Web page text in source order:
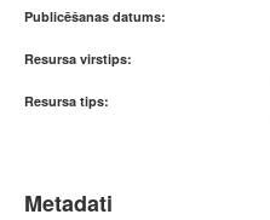
Publicēšanas datums:
Resursa virstips:
Resursa tips:
Metadati